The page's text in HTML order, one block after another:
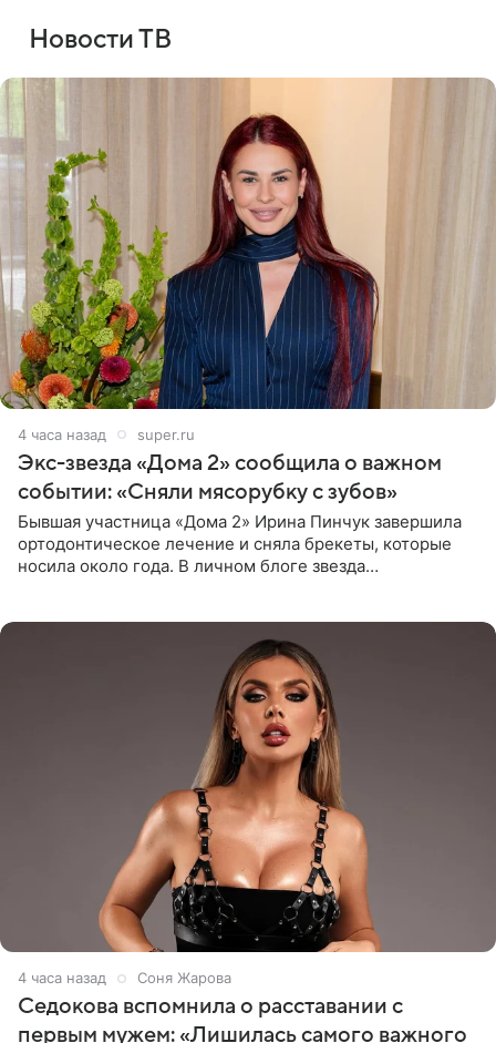
Новости ТВ
4 часа назад super.ru
Экс-звезда «Дома 2» сообщила о важном
событии: «Сняли мясорубку с зубов»
Бывшая участница «Дома 2» Ирина Пинчук завершила
ортодонтическое лечение и сняла брекеты, которые
носила около года. В личном блоге звезда
4 часа назад Соня Жарова
Седокова вспомнила о расставании с
первым мужем: «Лишилась самого важного